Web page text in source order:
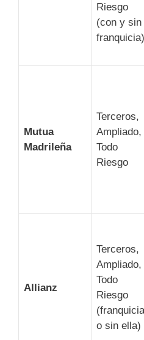
Riesgo
(con y sin
franquicia)
Mutua
Madrileña
Terceros,
Ampliado,
Todo
Riesgo
Allianz
Terceros,
Ampliado,
Todo
Riesgo
(franquicia
o sin ella)